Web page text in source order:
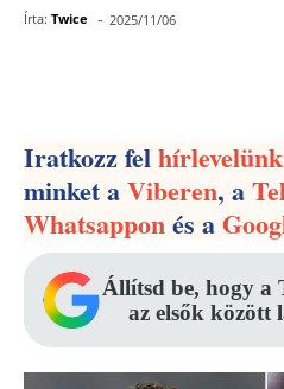
Írta: Twice - 2025/11/06
Iratkozz fel
minket aViberen, a
Whatsapponés a
Állítsd be, hogy a
az elsők között